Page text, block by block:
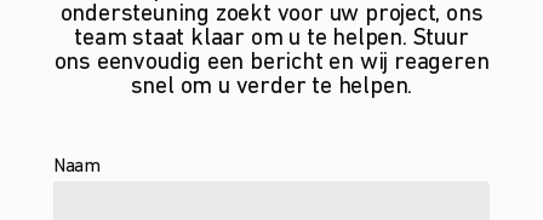
ondersteuning zoekt voor uw project, ons
team staat klaar om u te helpen. Stuur
ons eenvoudig een bericht en wij reageren
snel om u verder te helpen.
Naam